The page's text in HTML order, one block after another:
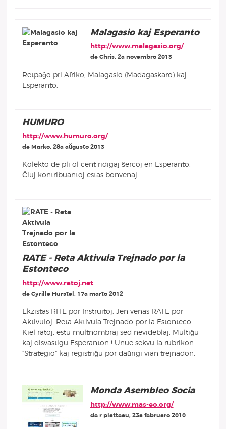
Malagasio kaj Esperanto
http://www.malagasio.org/
de Chris, 2a novembro 2013
Retpaĝo pri Afriko, Malagasio (Madagaskaro) kaj
Esperanto.
HUMURO
http://www.humuro.org/
de Marko, 28a aŭgusto 2013
Kolekto de pli ol cent ridigaj ŝercoj en Esperanto.
Ĉiuj kontribuantoj estas bonvenaj.
RATE - Reta Aktivula Trejnado por la
Estonteco
http://www.ratoj.net
de Cyrille Hurstel, 17a marto 2012
Ekzistas RITE por Instruitoj. Jen venas RATE por
Aktivuloj. Reta Aktivula Trejnado por la Estonteco.
Kiel ratoj, estu multnombraj sed nevideblaj. Multiĝu
kaj disvastigu Esperanton ! Unue sekvu la rubrikon
"Strategio" kaj registriĝu por daŭrigi vian trejnadon.
Monda Asembleo Socia
http://www.mas-eo.org/
de r platteau, 23a februaro 2010